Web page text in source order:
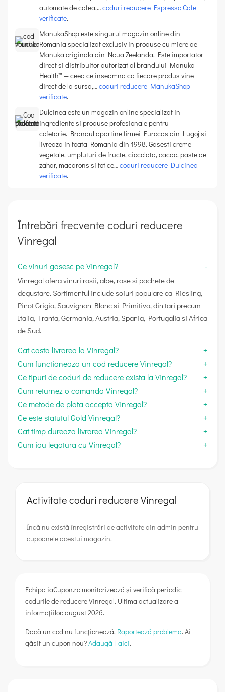
automate de cafea,…coduri reducere Espresso Cafe
verificate.
ManukaShop este singurul magazin online din
Romania specializat exclusiv in produse cu miere de
Manuka originala din Noua Zeelanda. Este importator
direct si distribuitor autorizat al brandului Manuka
Health™ — ceea ce inseamna ca fiecare produs vine
direct de la sursa,…coduri reducere ManukaShop
verificate.
Dulcinea este un magazin online specializat in
ingrediente si produse profesionale pentru
cofetarie. Brandul apartine firmei Eurocas din Lugoj si
livreaza in toata Romania din 1998. Gasesti creme
vegetale, umpluturi de fructe, ciocolata, cacao, paste de
zahar, macarons si tot ce…coduri reducere Dulcinea
verificate.
Întrebări frecvente coduri reducere
Vinregal
Ce vinuri gasesc pe Vinregal?
Vinregal ofera vinuri rosii, albe, rose si pachete de
degustare. Sortimentul include soiuri populare ca Riesling,
Pinot Grigio, Sauvignon Blanc si Primitivo, din tari precum
Italia, Franta, Germania, Austria, Spania, Portugalia si Africa
de Sud.
Cat costa livrarea la Vinregal?
Cum functioneaza un cod reducere Vinregal?
Ce tipuri de coduri de reducere exista la Vinregal?
Cum returnez o comanda Vinregal?
Ce metode de plata accepta Vinregal?
Ce este statutul Gold Vinregal?
Cat timp dureaza livrarea Vinregal?
Cum iau legatura cu Vinregal?
Activitate coduri reducere Vinregal
Încă nu există înregistrări de activitate din admin pentru
cupoanele acestui magazin.
Echipa iaCupon.ro monitorizează și verifică periodic
codurile de reducere Vinregal. Ultima actualizare a
informațiilor: august 2026.
Dacă un cod nu funcționează, Raportează problema. Ai
găsit un cupon nou?Adaugă-l aici.